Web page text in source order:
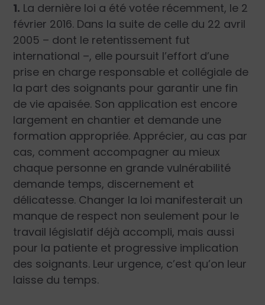
1. La dernière loi a été votée récemment, le 2
février 2016. Dans la suite de celle du 22 avril
2005 – dont le retentissement fut
international –, elle poursuit l’effort d’une
prise en charge responsable et collégiale de
la part des soignants pour garantir une fin
de vie apaisée. Son application est encore
largement en chantier et demande une
formation appropriée. Apprécier, au cas par
cas, comment accompagner au mieux
chaque personne en grande vulnérabilité
demande temps, discernement et
délicatesse. Changer la loi manifesterait un
manque de respect non seulement pour le
travail législatif déjà accompli, mais aussi
pour la patiente et progressive implication
des soignants. Leur urgence, c’est qu’on leur
laisse du temps.